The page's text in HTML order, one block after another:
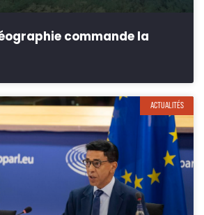
commande la
ACTUALITÉS